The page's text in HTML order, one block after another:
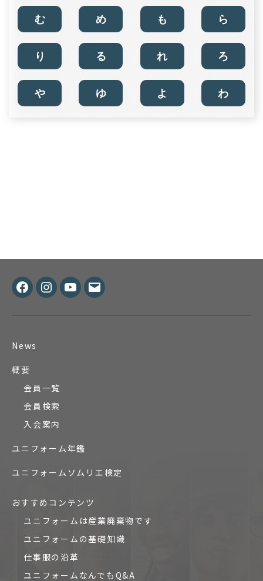
む め も ら
り る れ ろ
や ゆ よ わ
FacebookInstagramYoutube
メ
ル
News
概要
会員一覧
会員検索
入会案内
ユニフォーム年鑑
ユニフォームソムリエ検定
おすすめコンテンツ
ユニフォームは産業廃棄物です
ユニフォームの基礎知識
仕事服の沿革
ユニフォームなんでもQ&A